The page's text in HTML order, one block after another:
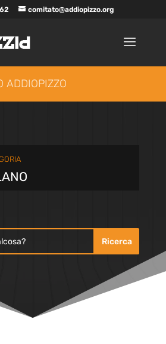
comitato@addiopizzo.org
ADDIOPIZZO